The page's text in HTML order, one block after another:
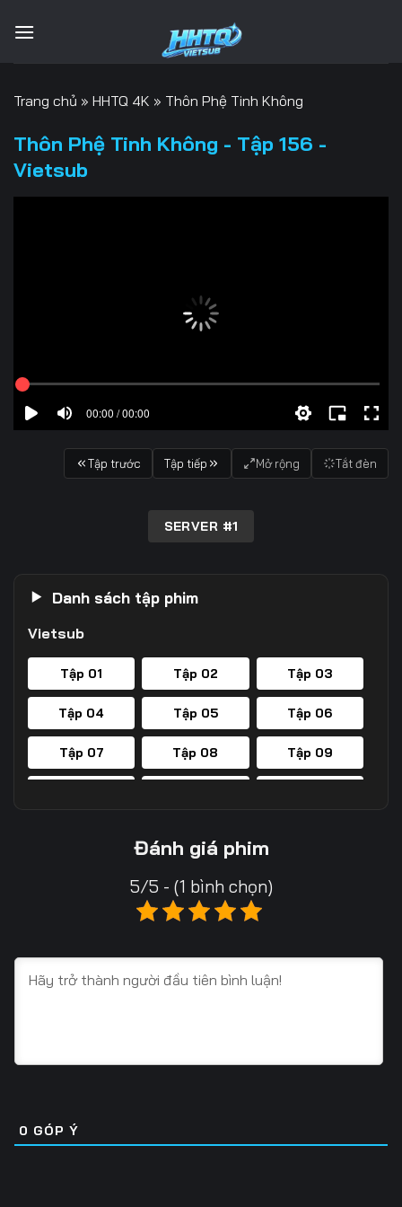
qua
Trang chủ » HHTQ 4K » Thôn Phệ Tinh Không
Thôn Phệ Tinh Không - Tập 156 -
Vietsub
00:00 / 00:00
Tập trước Tập tiếp Mở rộng Tắt đèn
SERVER #1
Danh sách tập phim
Vietsub
Tập 01 Tập 02 Tập 03
Tập 04 Tập 05 Tập 06
Tập 07 Tập 08 Tập 09
Tập 20
Tập 25 Tập 26
Tập 31 Tập 32 Tập 33
Tập 37 Tập 38 Tập 39
Đánh giá phim
5/5 - (1 bình chọn)
0 GÓP Ý